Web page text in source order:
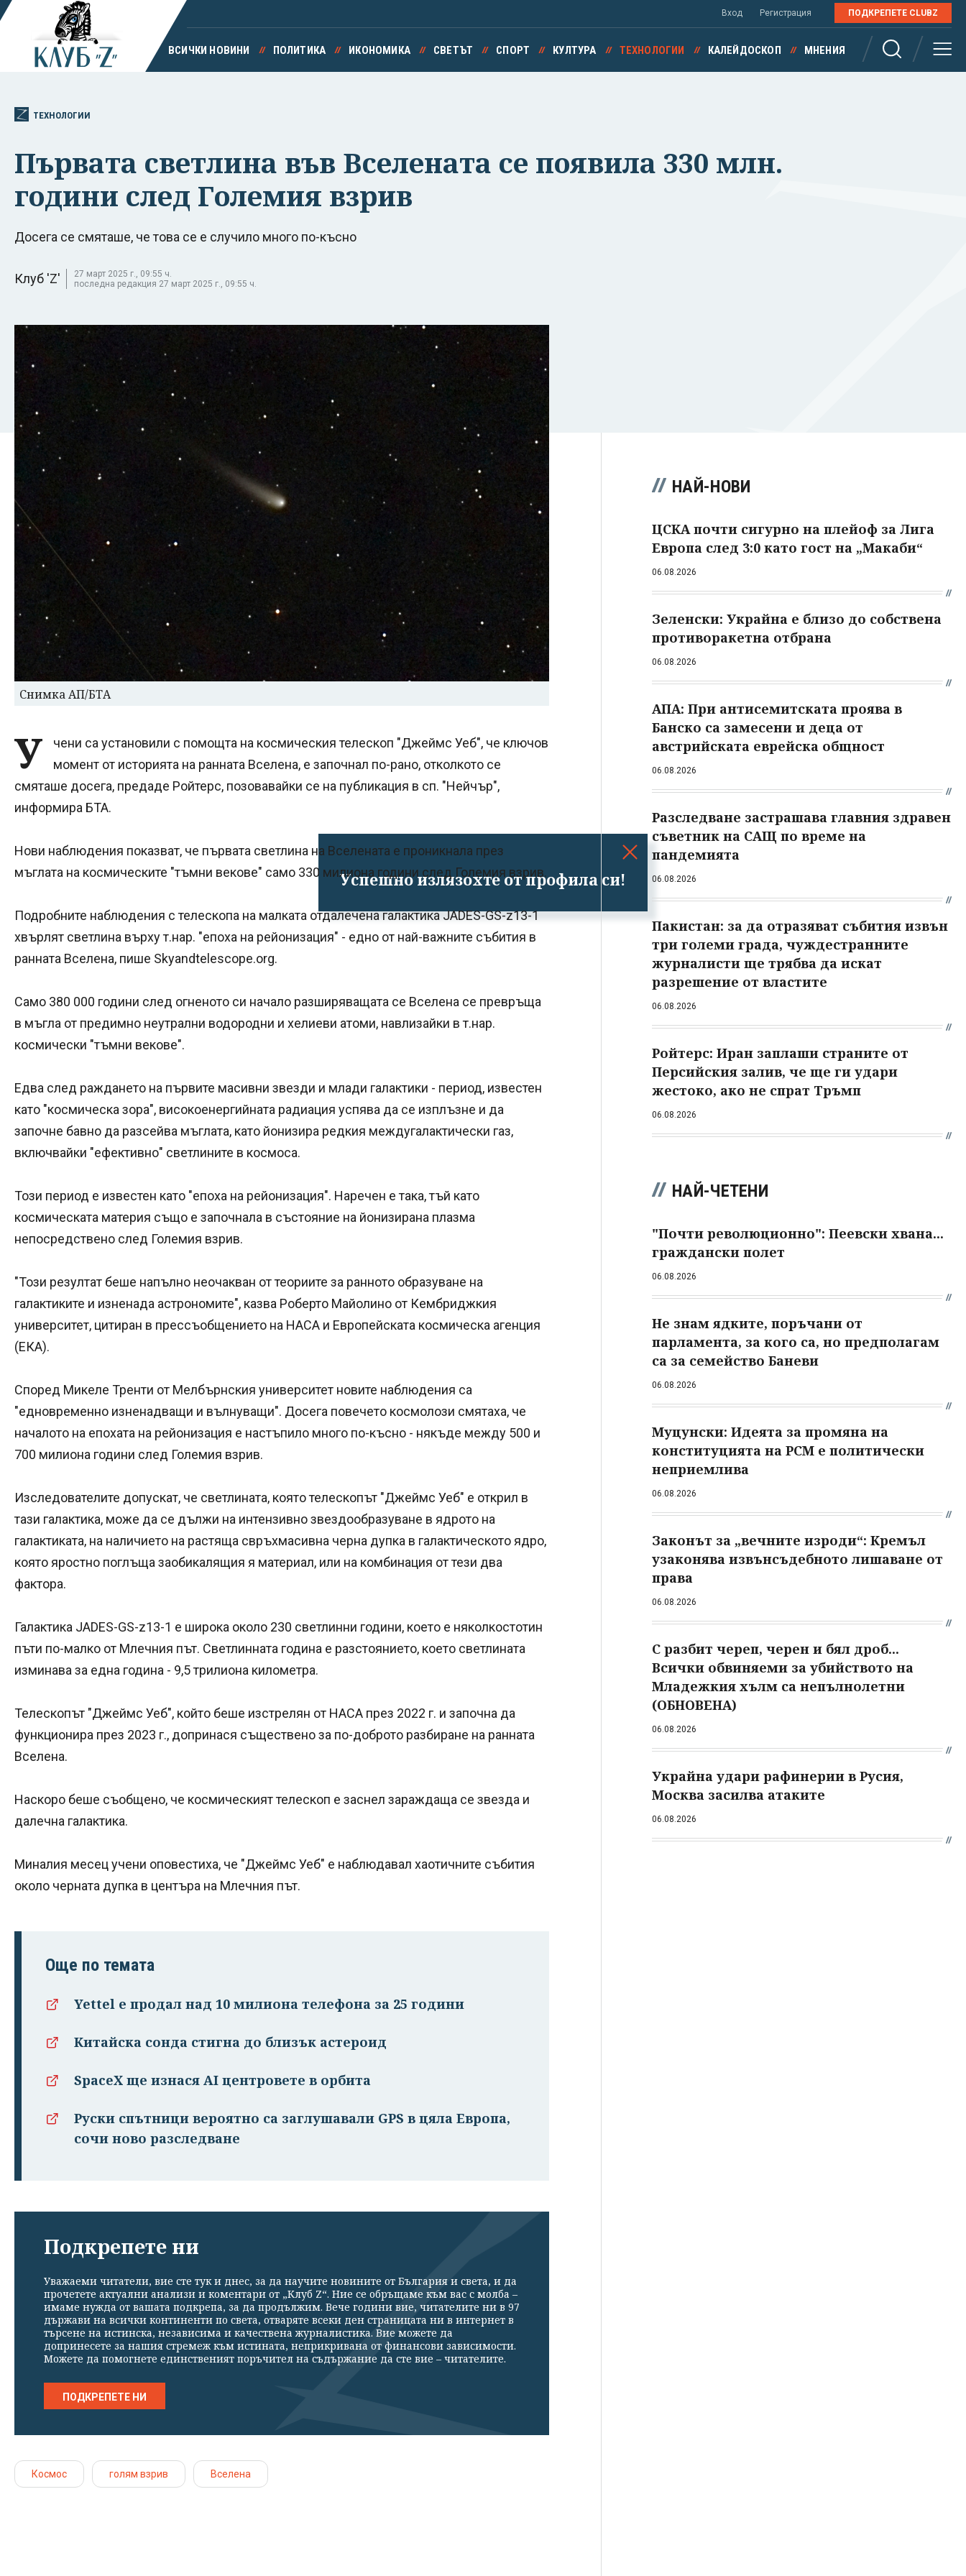
Успешно излязохте от профила си!
Вход Регистрация ПОДКРЕПЕТЕ CLUBZ
ВСИЧКИ НОВИНИ ПОЛИТИКА ИКОНОМИКА СВЕТЪТ СПОРТ КУЛТУРА ТЕХНОЛОГИИ КАЛЕЙДОСКОП МНЕНИЯ
ТЕХНОЛОГИИ
Първата светлина във Вселената се появила 330 млн.
години след Големия взрив
Досега се смяташе, че това се е случило много по-късно
Клуб 'Z'
27 март 2025 г., 09:55 ч.
последна редакция 27 март 2025 г., 09:55 ч.
Снимка АП/БТА
У
чени са установили с помощта на космическия телескоп "Джеймс Уеб", че ключов
момент от историята на ранната Вселена, е започнал по-рано, отколкото се
смяташе досега, предаде Ройтерс, позовавайки се на публикация в сп. "Нейчър",
информира БТА.
Нови наблюдения показват, че първата светлина на Вселената е проникнала през
мъглата на космическите "тъмни векове" само 330 милиона години след Големия взрив.
Подробните наблюдения с телескопа на малката отдалечена галактика JADES-GS-z13-1
хвърлят светлина върху т.нар. "епоха на рейонизация" - едно от най-важните събития в
ранната Вселена, пише Skyandtelescope.org.
Само 380 000 години след огненото си начало разширяващата се Вселена се превръща
в мъгла от предимно неутрални водородни и хелиеви атоми, навлизайки в т.нар.
космически "тъмни векове".
Едва след раждането на първите масивни звезди и млади галактики - период, известен
като "космическа зора", високоенергийната радиация успява да се изплъзне и да
започне бавно да разсейва мъглата, като йонизира редкия междугалактически газ,
включвайки "ефективно" светлините в космоса.
Този период е известен като "епоха на рейонизация". Наречен е така, тъй като
космическата материя също е започнала в състояние на йонизирана плазма
непосредствено след Големия взрив.
"Този резултат беше напълно неочакван от теориите за ранното образуване на
галактиките и изненада астрономите", казва Роберто Майолино от Кембриджкия
университет, цитиран в прессъобщението на НАСА и Европейската космическа агенция
(ЕКА).
Според Микеле Тренти от Мелбърнския университет новите наблюдения са
"едновременно изненадващи и вълнуващи". Досега повечето космолози смятаха, че
началото на епохата на рейонизация е настъпило много по-късно - някъде между 500 и
700 милиона години след Големия взрив.
Изследователите допускат, че светлината, която телескопът "Джеймс Уеб" е открил в
тази галактика, може да се дължи на интензивно звездообразуване в ядрото на
галактиката, на наличието на растяща свръхмасивна черна дупка в галактическото ядро,
която яростно поглъща заобикалящия я материал, или на комбинация от тези два
фактора.
Галактика JADES-GS-z13-1 е широка около 230 светлинни години, което е няколкостотин
пъти по-малко от Млечния път. Светлинната година е разстоянието, което светлината
изминава за една година - 9,5 трилиона километра.
Телескопът "Джеймс Уеб", който беше изстрелян от НАСА през 2022 г. и започна да
функционира през 2023 г., допринася съществено за по-доброто разбиране на ранната
Вселена.
Наскоро беше съобщено, че космическият телескоп е заснел зараждаща се звезда и
далечна галактика.
Миналия месец учени оповестиха, че "Джеймс Уеб" е наблюдавал хаотичните събития
около черната дупка в центъра на Млечния път.
Още по темата
Yettel е продал над 10 милиона телефона за 25 години
Китайска сонда стигна до близък астероид
SpaceX ще изнася AI центровете в орбита
Руски спътници вероятно са заглушавали GPS в цяла Европа,
сочи ново разследване
Подкрепете ни
Уважаеми читатели, вие сте тук и днес, за да научите новините от България и света, и да
прочетете актуални анализи и коментари от „Клуб Z“. Ние се обръщаме към вас с молба –
имаме нужда от вашата подкрепа, за да продължим. Вече години вие, читателите ни в 97
държави на всички континенти по света, отваряте всеки ден страницата ни в интернет в
търсене на истинска, независима и качествена журналистика. Вие можете да
допринесете за нашия стремеж към истината, неприкривана от финансови зависимости.
Можете да помогнете единственият поръчител на съдържание да сте вие – читателите.
ПОДКРЕПЕТЕ НИ
Космос голям взрив Вселена
НАЙ-НОВИ
ЦСКА почти сигурно на плейоф за Лига
Европа след 3:0 като гост на „Макаби“
06.08.2026
Зеленски: Украйна е близо до собствена
противоракетна отбрана
06.08.2026
АПА: При антисемитската проява в
Банско са замесени и деца от
австрийската еврейска общност
06.08.2026
Разследване застрашава главния здравен
съветник на САЩ по време на
пандемията
06.08.2026
Пакистан: за да отразяват събития извън
три големи града, чуждестранните
журналисти ще трябва да искат
разрешение от властите
06.08.2026
Ройтерс: Иран заплаши страните от
Персийския залив, че ще ги удари
жестоко, ако не спрат Тръмп
06.08.2026
НАЙ-ЧЕТЕНИ
"Почти революционно": Пеевски хвана...
граждански полет
06.08.2026
Не знам ядките, поръчани от
парламента, за кого са, но предполагам
са за семейство Баневи
06.08.2026
Муцунски: Идеята за промяна на
конституцията на РСМ е политически
неприемлива
06.08.2026
Законът за „вечните изроди“: Кремъл
узаконява извънсъдебното лишаване от
права
06.08.2026
С разбит череп, черен и бял дроб...
Всички обвиняеми за убийството на
Младежкия хълм са непълнолетни
(ОБНОВЕНА)
06.08.2026
Украйна удари рафинерии в Русия,
Москва засилва атаките
06.08.2026